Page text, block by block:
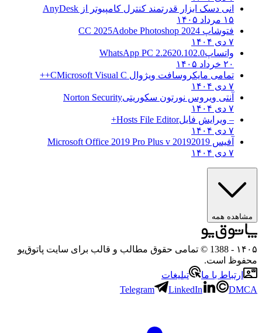
انی دسک ابزار قدرتمند کنترل کامپیوتر از AnyDesk
۱۵ مرداد ۱۴۰۵
فتوشاپ CC 2025 Adobe Photoshop 2024
۷ دی ۱۴۰۴
واتساپWhatsApp PC 2.2620.102.0
۲۰ خرداد ۱۴۰۵
تمامی مایکروسافت ویژوال C Microsoft Visual C++
۷ دی ۱۴۰۴
آنتی ویروس نورتون سکوریتیNorton Security
۷ دی ۱۴۰۴
– ویرایش فایلHosts File Editor+
۷ دی ۱۴۰۴
آفیس 2019 2019 Microsoft Office 2019 Pro Plus v
۷ دی ۱۴۰۴
مشاهده همه
۱۴۰۵
- 1388 © تمامی حقوق مطالب و قالب برای سایت پاتوق‌یو
محفوظ است.
ارتباط با ما
تبلیغات
Telegram
LinkedIn DMCA